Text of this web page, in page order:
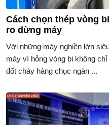
Cách chọn thép vòng
ro dừng máy
Với những máy nghiền lớn
máy vì hỏng vòng bi không
đốt cháy hàng chục ngàn ...